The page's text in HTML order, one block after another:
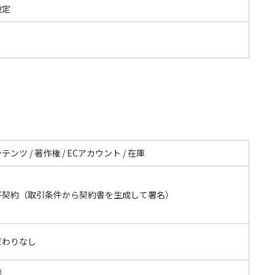
ンツ / 著作権 / ECアカウント / 在庫
約（取引条件から契約書を生成して署名）
りなし